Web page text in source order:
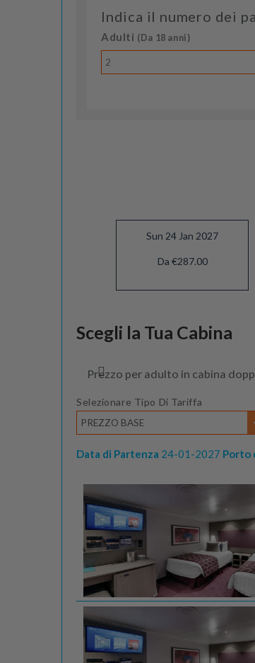
Indica il numero dei
Adulti (Da 18 anni)
2
Sun 24 Jan 2027
Da €287.00
Scegli la Tua Cabina
Prezzo per adulto in cabina
Selezionare Tipo Di Tariffa
PREZZO BASE
Data di Partenza 24-01-2027 Porto